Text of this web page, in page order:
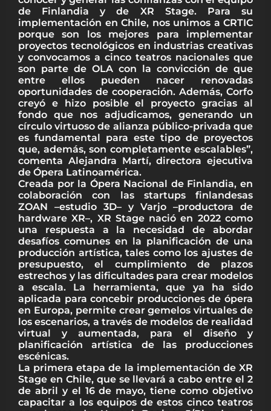
de Finlandia y de XR Stage. Para su
implementación en Chile, nos unimos a CRTIC
porque son los mejores para implementar
proyectos tecnológicos en industrias creativas
y convocamos a cinco teatros nacionales que
son parte de OLA con la convicción de que
entre ellos pueden nacer renovadas
oportunidades de cooperación. Además, Corfo
creyó e hizo posible el proyecto gracias al
fondo que nos adjudicamos, generando un
círculo virtuoso de alianza público-privada que
es fundamental para este tipo de proyectos
que, además, son completamente escalables”,
comenta Alejandra Martí, directora ejecutiva
de Ópera Latinoamérica.
Creada por la Ópera Nacional de Finlandia, en
colaboración con las startups finlandesas
ZOAN –estudio 3D– y Varjo –productora de
hardware XR–, XR Stage nació en 2022 como
una respuesta a la necesidad de abordar
desafíos comunes en la planificación de una
producción artística, tales como los ajustes de
presupuesto, el cumplimiento de plazos
estrechos y las dificultades para crear modelos
a escala. La herramienta, que ya ha sido
aplicada para concebir producciones de ópera
en Europa, permite crear gemelos virtuales de
los escenarios, a través de modelos de realidad
virtual y aumentada, para el diseño y
planificación artística de las producciones
escénicas.
La primera etapa de la implementación de XR
Stage en Chile, que se llevará a cabo entre el 2
de abril y el 16 de mayo, tiene como objetivo
capacitar a los equipos de estos cinco teatros